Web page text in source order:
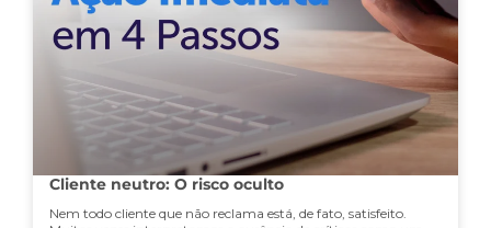
Cliente neutro: O risco oculto
Nem todo cliente que não reclama está, de fato, satisfeito.